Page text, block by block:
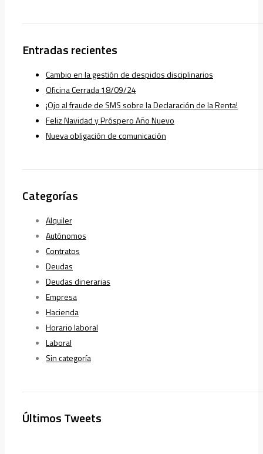
Entradas recientes
Cambio en la gestión de despidos disciplinarios
Oficina Cerrada 18/09/24
¡Ojo al fraude de SMS sobre la Declaración de la Renta!
Feliz Navidad y Próspero Año Nuevo
Nueva obligación de comunicación
Categorías
Alquiler
Autónomos
Contratos
Deudas
Deudas dinerarias
Empresa
Hacienda
Horario laboral
Laboral
Sin categoría
Últimos Tweets